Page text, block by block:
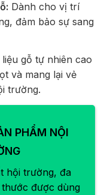
Dành cho vị trí
đảm bảo sự sang
liệu gỗ tự nhiên cao
và mang lại vẻ
trường.
PHẨM NỘI
hội trường, đa
được dùng